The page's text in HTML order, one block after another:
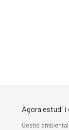
Àgora estudi
Gestió